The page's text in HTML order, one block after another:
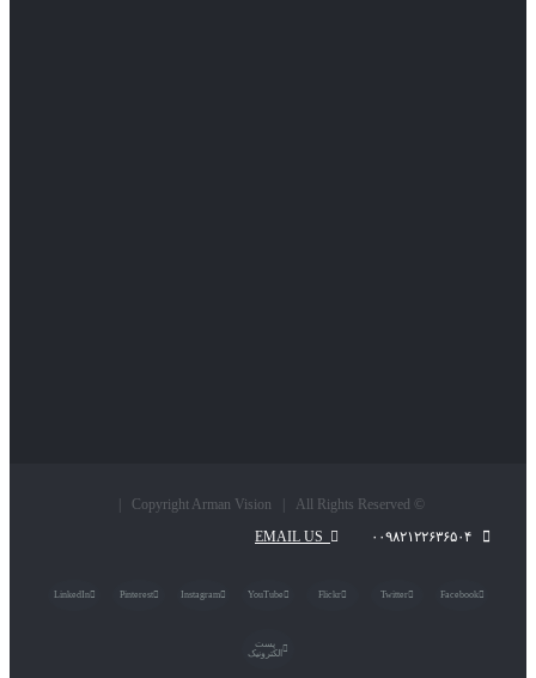
© Copyright Arman Vision | All Rights Reserved |
Facebook
Twitter
Flickr
YouTube
Instagram
Pinterest
LinkedIn
پست
الکترونیک